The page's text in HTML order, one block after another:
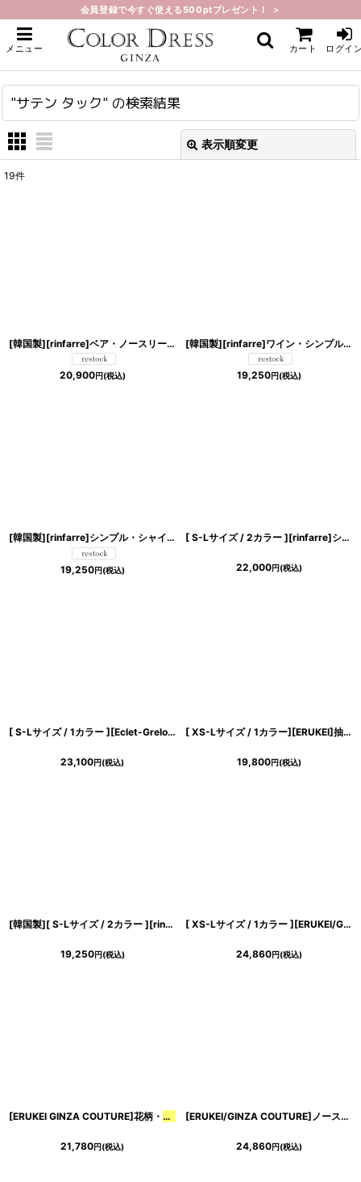
会員登録で今すぐ使える500ptプレゼント！ ＞
メニュー カート ログイ
ホーム > "サテン タック"の検索結果
"サテン タック" の検索結果
表示順変更
商品数1000点以上から探す
19件
[韓国製][rinfarre]ベア・ノースリーブ・シャイニー・ サテン・タック・セクシ
20,900円(税込)
[韓国製][rinfarre]ワイン・シンプル・無地・
19,250円(税込)
[韓国製][rinfarre]シンプル・シャイニー・ サテン生地・ノースリーブ・タック
19,250円(税込)
[ S-Lサイズ / 2カラー ][rinfarre]シンプル・
22,000円(税込)
[ S-Lサイズ / 1カラー ][Eclet-Grelot by RiNFARRE]ホワイト・ サテン・ドレー
23,100円(税込)
[ XS-Lサイズ / 1カラー][ERUKEI]抽象柄・プリント・
19,800円(税込)
[韓国製][ S-Lサイズ / 2カラー ][rinfarre]シンプル・シャイニー・ サテン生地・
19,250円(税込)
[ XS-Lサイズ / 1カラー ][ERUKEI/GINZA COUTURE]キャミソール・
24,860円(税込)
[ERUKEI GINZA COUTURE]花柄・
サテン・ノースリーブ・タック・プリーツ・
21,780円(税込)
[ERUKEI/GINZA COUTURE]ノースリーブ・Vネック・
24,860円(税込)